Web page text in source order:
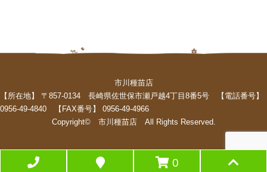
市川種苗店
【所在地】 〒857-0134 長崎県佐世保市瀬戸越4丁目8番5号 【電話番号】
0956-49-4840 【FAX番号】 0956-49-4966
Copyright© 市川種苗店 All Rights Reserved.
0